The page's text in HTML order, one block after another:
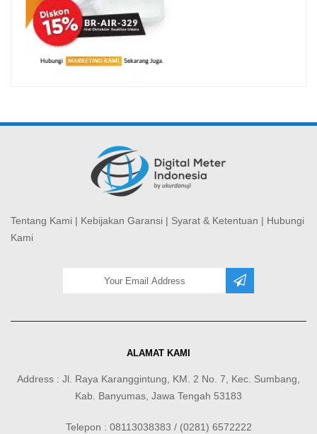
Tentang Kami | Kebijakan Garansi | Syarat & Ketentuan | Hubungi
Kami
ALAMAT KAMI
Address : Jl. Raya Karanggintung, KM. 2 No. 7, Kec. Sumbang,
Kab. Banyumas, Jawa Tengah 53183
Telepon : 08113038383 / (0281) 6572222